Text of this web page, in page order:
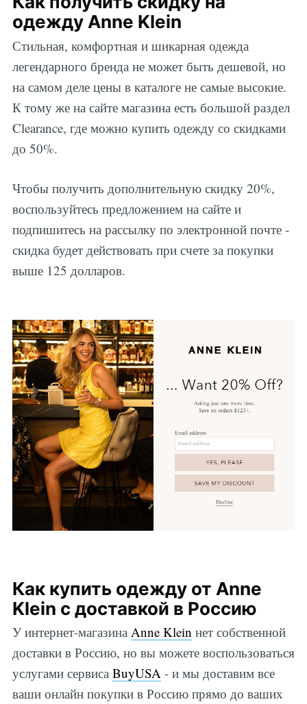
одежду Anne Klein
Стильная, комфортная и шикарная одежда
легендарного бренда не может быть дешевой, но
на самом деле цены в каталоге не самые высокие.
К тому же на сайте магазина есть большой раздел
Clearance, где можно купить одежду со скидками
до 50%.
Чтобы получить дополнительную скидку 20%,
воспользуйтесь предложением на сайте и
подпишитесь на рассылку по электронной почте -
скидка будет действовать при счете за покупки
выше 125 долларов.
Как купить одежду от Anne
Klein с доставкой в Россию
У интернет-магазина Anne Klein нет собственной
доставки в Россию, но вы можете воспользоваться
услугами сервиса BuyUSA - и мы доставим все
ваши онлайн покупки в Россию прямо до ваших